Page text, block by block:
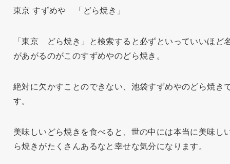
東京 すずめや 「どら焼き」
「東京 どら焼き」と検索すると必ずといっていいほど
があがるのがこのすずめやのどら焼き。
絶対に欠かすことのできない、池袋すずめやのどら焼き
す。
美味しいどら焼きを食べると、世の中には本当に美味し
ら焼きがたくさんあるなと幸せな気分になります。